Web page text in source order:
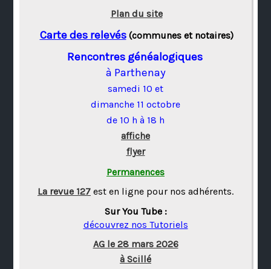
Plan du site
Carte des relevés(communes et notaires)
Rencontres généalogiques
à Parthenay
samedi 10 et
dimanche 11 octobre
de 10 h à 18 h
affiche
flyer
Permanences
La revue 127 est en ligne pour nos adhérents.
Sur You Tube :
découvrez nos Tutoriels
AG le 28 mars 2026
à Scillé